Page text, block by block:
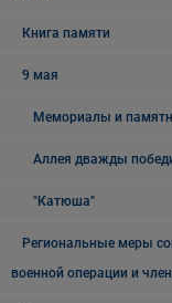
Книга памяти
9 мая
Мемориалы и
Аллея дважды
"Катюша"
Региональные меры
военной операции и